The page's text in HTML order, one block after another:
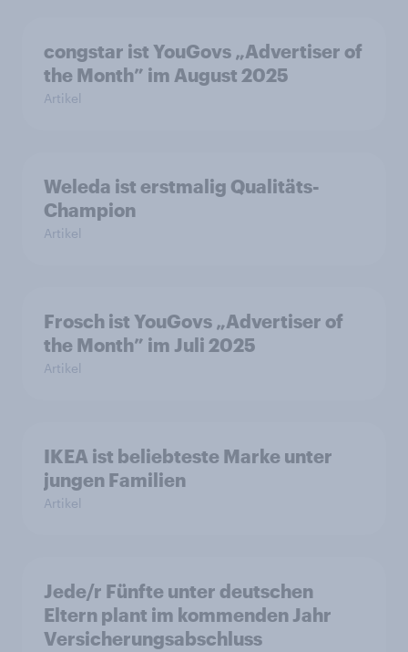
congstar ist YouGovs „Advertiser of
the Month” im August 2025
Artikel
Weleda ist erstmalig Qualitäts-
Champion
Artikel
Frosch ist YouGovs „Advertiser of
the Month” im Juli 2025
Artikel
IKEA ist beliebteste Marke unter
jungen Familien
Artikel
Jede/r Fünfte unter deutschen
Eltern plant im kommenden Jahr
Versicherungsabschluss